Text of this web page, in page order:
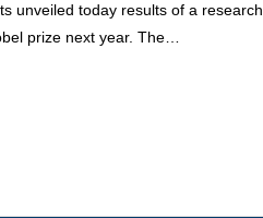
unveiled today results of a research
prize next year. The…